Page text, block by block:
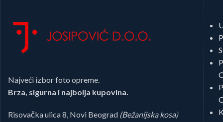
Najveći izbor foto opreme.
Brza, sigurna i najbolja kupovina.
Risovačka ulica 8, Novi Beograd (Bežanijska kosa)